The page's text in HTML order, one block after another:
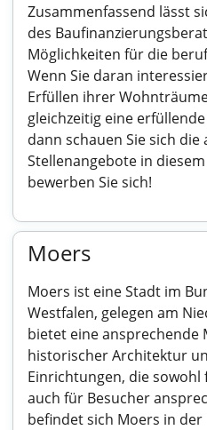
Zusammenfassend lässt
des
Möglichkeiten für die
Wenn Sie daran
Erfüllen ihrer
gleichzeitig eine
dann schauen Sie sich die
Stellenangebote in
bewerben Sie sich!
Moers
Moers ist eine Stadt im
Westfalen, gelegen am
bietet eine ansprechende
historischer Architektur
Einrichtungen, die sowohl
auch für Besucher
befindet sich Moers in